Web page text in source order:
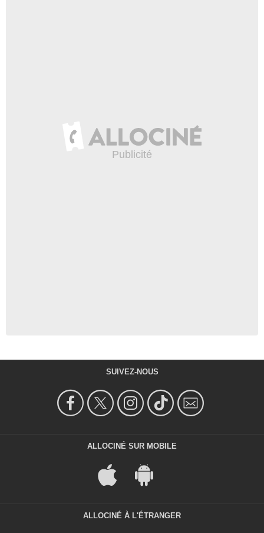
SUIVEZ-NOUS
ALLOCINÉ SUR MOBILE
ALLOCINÉ À L'ÉTRANGER